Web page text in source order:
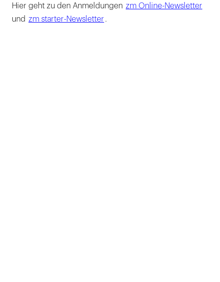
Hier geht zu den Anmeldungen zm Online-Newsletter
und zm starter-Newsletter .